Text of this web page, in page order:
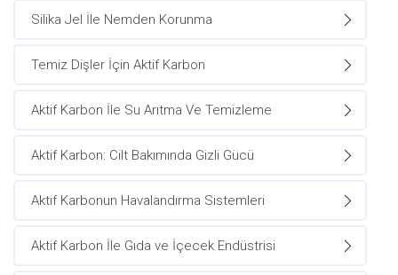
Silika Jel İle Nemden Korunma
Temiz Dişler İçin Aktif Karbon
Aktif Karbon İle Su Arıtma Ve Temizleme
Aktif Karbon: Cilt Bakımında Gizli Gücü
Aktif Karbonun Havalandırma Sistemleri
Aktif Karbon İle Gıda ve İçecek Endüstrisi